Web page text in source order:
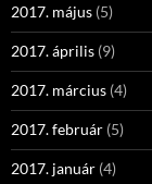
2017. május (5)
2017. április (9)
2017. március (4)
2017. február (5)
2017. január (4)